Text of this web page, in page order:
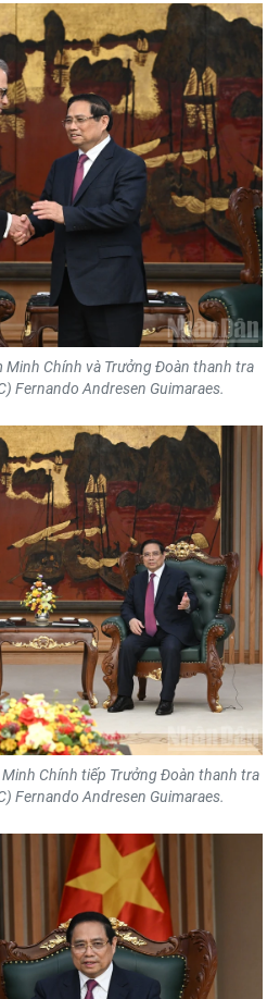
nghệ
Minh Chính và Trưởng Đoàn thanh tra
Fernando Andresen Guimaraes.
Chính tiếp Trưởng Đoàn thanh tra
Fernando Andresen Guimaraes.